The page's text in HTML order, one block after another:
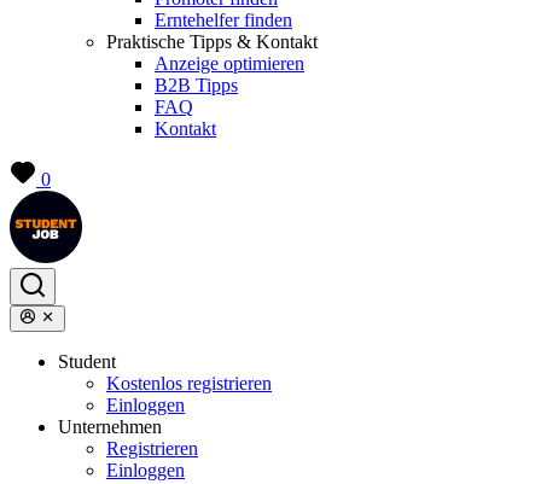
Erntehelfer finden
Praktische Tipps & Kontakt
Anzeige optimieren
B2B Tipps
FAQ
Kontakt
0
Student
Kostenlos registrieren
Einloggen
Unternehmen
Registrieren
Einloggen